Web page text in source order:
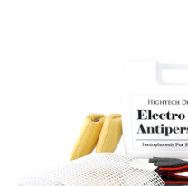
υπερβολική εφίδρωση των
μασχαλών(περιλαμβάνεται
πρόσθετουςπροσαρμογείς,
μπορεί να αντιμετωπιστεί